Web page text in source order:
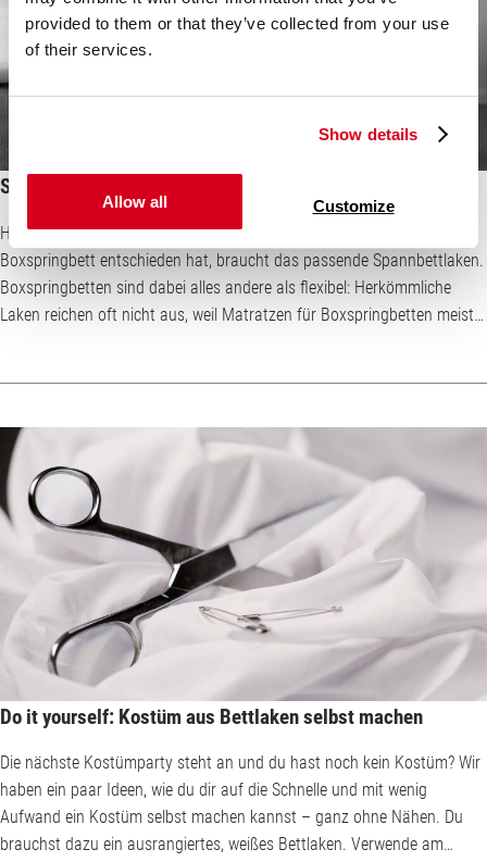
provided to them or that they’ve collected from your use
of their services.
Show details
Allow all Customize
Spannbettlaken Boxspringbett – welches ist das richtige?
Hohe Steghöhe: Boxspringlaken Wer sich beim Bettenkauf für ein
Boxspringbett entschieden hat, braucht das passende Spannbettlaken.
Boxspringbetten sind dabei alles andere als flexibel: Herkömmliche
Laken reichen oft nicht aus, weil Matratzen für Boxspringbetten meist
Verschmutzung und tragen zum Schl...
Do it yourself: Kostüm aus Bettlaken selbst machen
Die nächste Kostümparty steht an und du hast noch kein Kostüm? Wir
haben ein paar Ideen, wie du dir auf die Schnelle und mit wenig
Aufwand ein Kostüm selbst machen kannst – ganz ohne Nähen. Du
brauchst dazu ein ausrangiertes, weißes Bettlaken. Verwende am